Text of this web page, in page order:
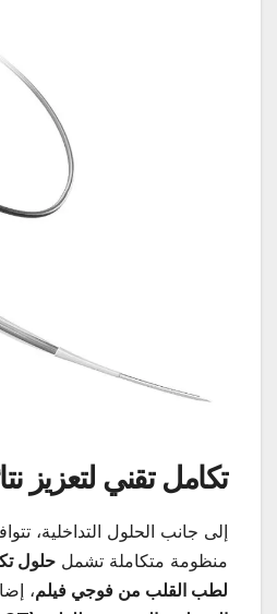
تكامل تقني لتعزيز
إلى جانب الحلول التداخلية،
منظومة متكاملة تشمل حلول
لطب القلب من فوجي فيلم،